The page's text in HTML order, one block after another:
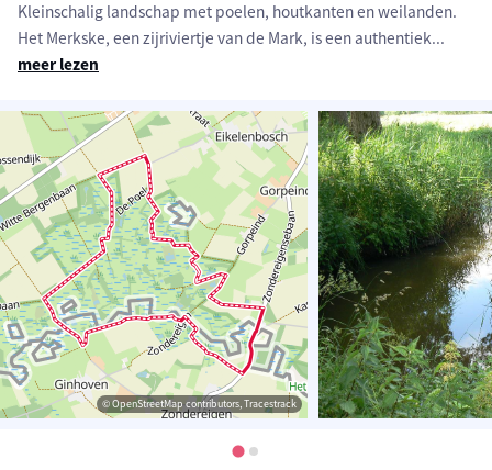
Kleinschalig landschap met poelen, houtkanten en weilanden.
Het Merkske, een zijriviertje van de Mark, is een authentiek...
meer lezen
© OpenStreetMap contributors, Tracestrack